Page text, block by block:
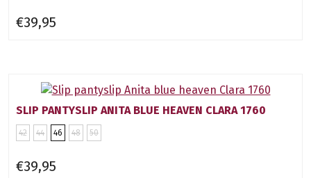
€39,95
SLIP PANTYSLIP ANITA BLUE HEAVEN CLARA 1760
42 44 46 48 50
€39,95